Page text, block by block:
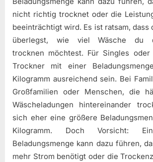
nicht richtig trocknet oder die
beeinträchtigt wird. Es ist ratsam, dass
überlegst, wie viel Wäsche du
trocknen möchtest. Für Singles oder
Trockner mit einer
Kilogramm ausreichend sein. Bei
Großfamilien oder Menschen, die
Wäscheladungen hintereinander
sich eher eine größere
Kilogramm. Doch Vorsicht:
Beladungsmenge kann dazu führen,
mehr Strom benötigt oder die